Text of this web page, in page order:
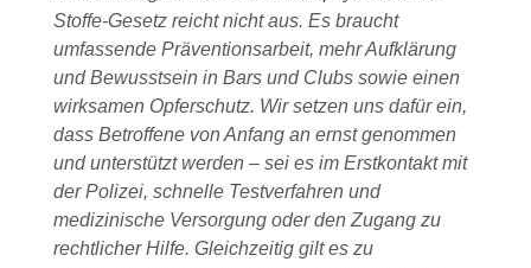
Stoffe-Gesetz reicht nicht aus. Es braucht
umfassende Präventionsarbeit, mehr Aufklärung
und Bewusstsein in Bars und Clubs sowie einen
wirksamen Opferschutz. Wir setzen uns dafür ein,
dass Betroffene von Anfang an ernst genommen
und unterstützt werden – sei es im Erstkontakt mit
der Polizei, schnelle Testverfahren und
medizinische Versorgung oder den Zugang zu
rechtlicher Hilfe. Gleichzeitig gilt es zu